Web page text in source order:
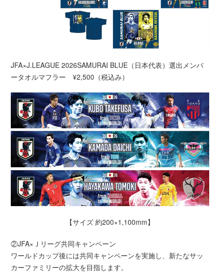
JFA×J.LEAGUE 2026SAMURAI BLUE（日本代表）選出メンバ
ータオルマフラー ¥2,500（税込み）
【サイズ 約200×1,100mm】
②JFA×Ｊリーグ共同キャンペーン
ワールドカップ後には共同キャンペーンを実施し、新たなサッ
カーファミリーの拡大を目指します。